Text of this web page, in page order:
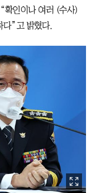
확인이나 여러 (수사)
다”고 밝혔다.